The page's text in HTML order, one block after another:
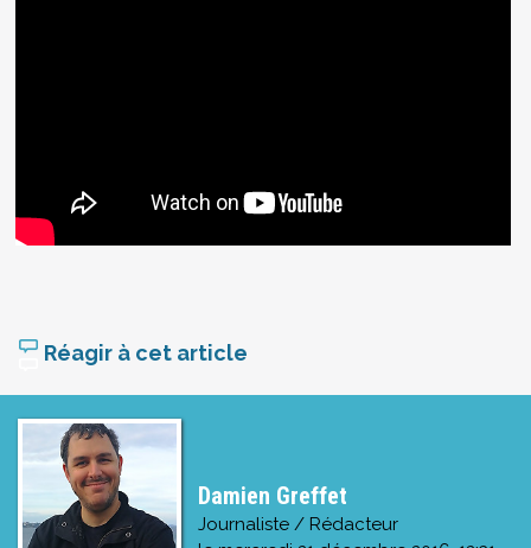
Réagir à cet article
Damien Greffet
Journaliste / Rédacteur